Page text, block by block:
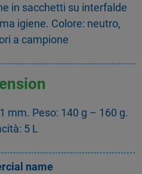
in sacchetti su interfalde
igiene. Colore: neutro,
a campione
mm. Peso: 140 g – 160 g.
5 L
name